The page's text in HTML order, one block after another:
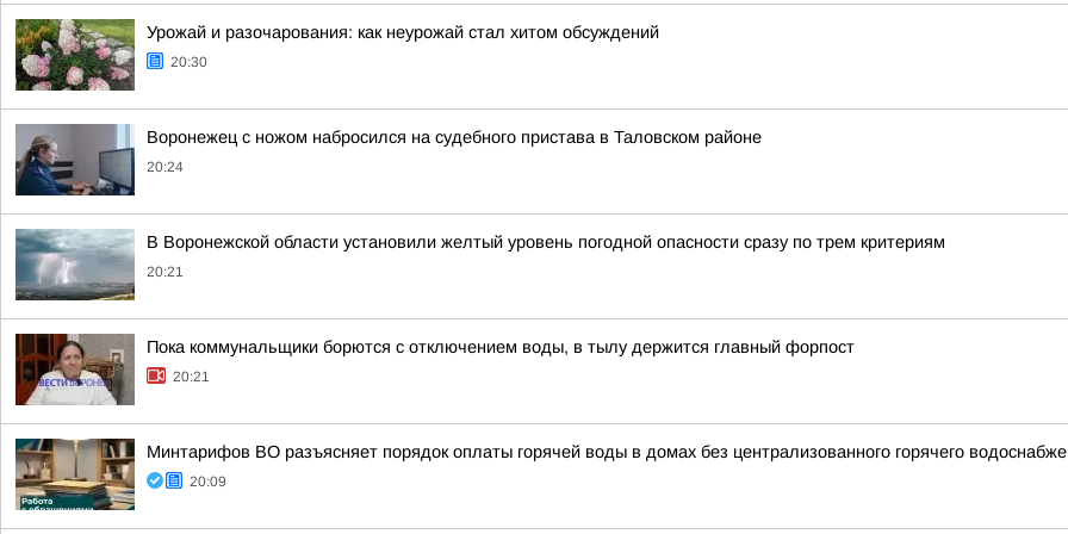
Урожай и разочарования: как неурожай стал хитом обсуждений
20:30
Воронежец с ножом набросился на судебного пристава в Таловском районе
20:24
В Воронежской области установили желтый уровень погодной опасности сразу по трем критериям
20:21
Пока коммунальщики борются с отключением воды, в тылу держится главный форпост
20:21
Минтарифов ВО разъясняет порядок оплаты горячей воды в домах без централизованного горячего
20:09